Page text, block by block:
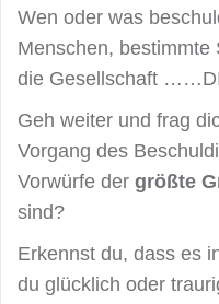
Wen oder was
Menschen, bestimmte
die Gesellschaft
Geh weiter und frag
Vorgang des
Vorwürfe der größte
sind?
Erkennst du, dass es
du glücklich oder